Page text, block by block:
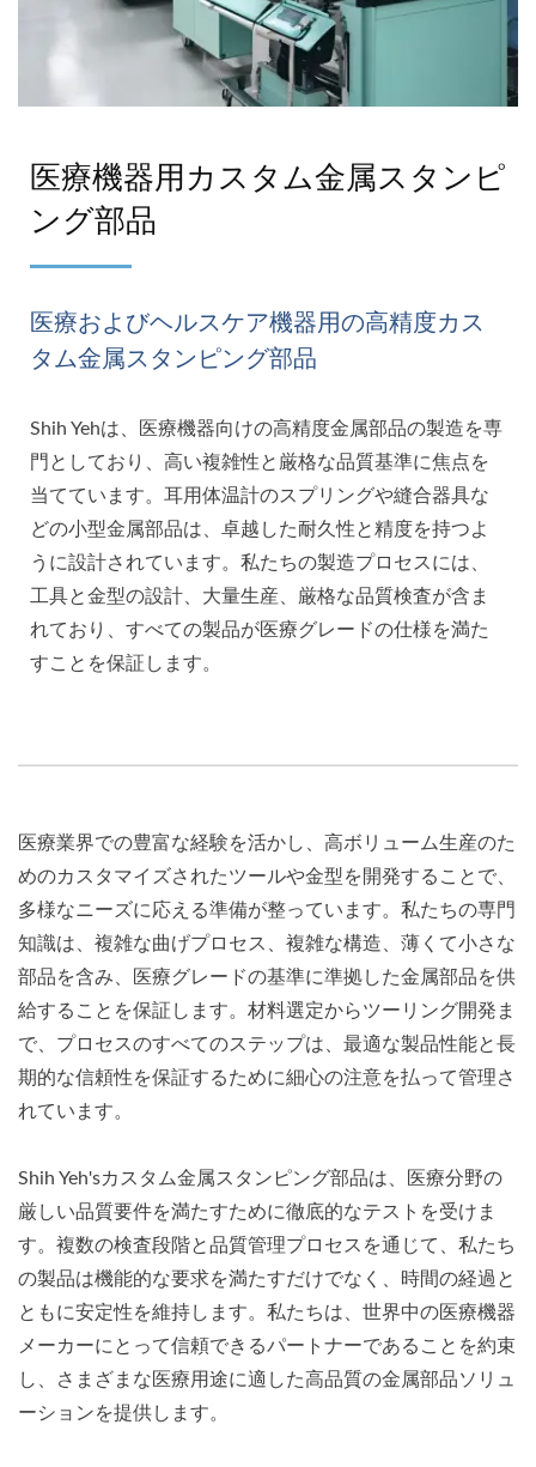
医療機器用カスタム金属スタンピ
ング部品
医療およびヘルスケア機器用の高精度カス
タム金属スタンピング部品
Shih Yehは、医療機器向けの高精度金属部品の製造を専
門としており、高い複雑性と厳格な品質基準に焦点を
当てています。耳用体温計のスプリングや縫合器具な
どの小型金属部品は、卓越した耐久性と精度を持つよ
うに設計されています。私たちの製造プロセスには、
工具と金型の設計、大量生産、厳格な品質検査が含ま
れており、すべての製品が医療グレードの仕様を満た
すことを保証します。
医療業界での豊富な経験を活かし、高ボリューム生産のた
めのカスタマイズされたツールや金型を開発することで、
多様なニーズに応える準備が整っています。私たちの専門
知識は、複雑な曲げプロセス、複雑な構造、薄くて小さな
部品を含み、医療グレードの基準に準拠した金属部品を供
給することを保証します。材料選定からツーリング開発ま
で、プロセスのすべてのステップは、最適な製品性能と長
期的な信頼性を保証するために細心の注意を払って管理さ
れています。
Shih Yeh'sカスタム金属スタンピング部品は、医療分野の
厳しい品質要件を満たすために徹底的なテストを受けま
す。複数の検査段階と品質管理プロセスを通じて、私たち
の製品は機能的な要求を満たすだけでなく、時間の経過と
ともに安定性を維持します。私たちは、世界中の医療機器
メーカーにとって信頼できるパートナーであることを約束
し、さまざまな医療用途に適した高品質の金属部品ソリュ
ーションを提供します。